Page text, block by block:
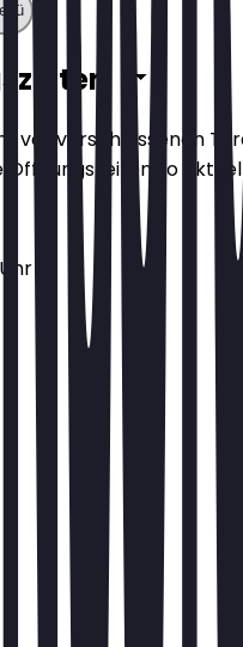
vor verschlossenen
Öffnungszeiten so